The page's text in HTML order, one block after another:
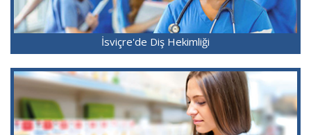
İsviçre'de Diş Hekimliği